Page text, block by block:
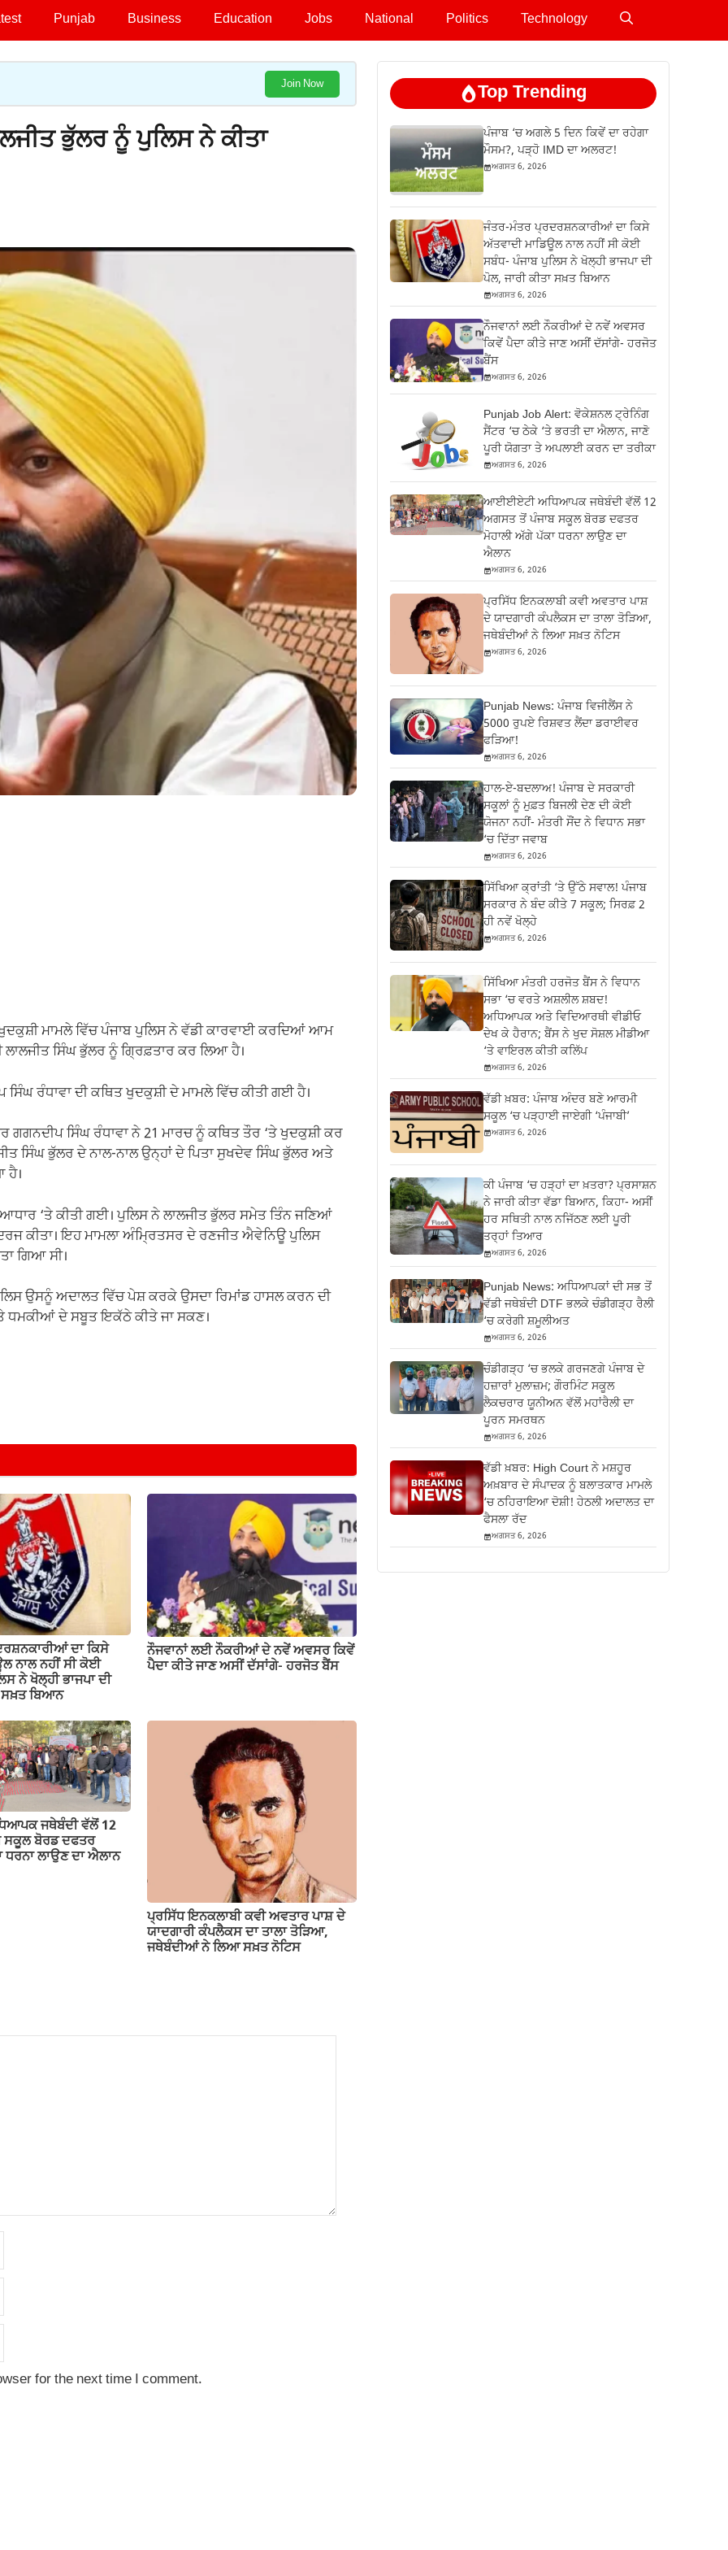
Punjab Business Education Jobs National Politics Technology
Join Now
ਭੁੱਲਰ ਨੂੰ ਪੁਲਿਸ ਨੇ ਕੀਤਾ
ਮਾਮਲੇ ਵਿੱਚ ਪੰਜਾਬ ਪੁਲਿਸ ਨੇ ਵੱਡੀ ਕਾਰਵਾਈ ਕਰਦਿਆਂ ਆਮ
ਸਿੰਘ ਭੁੱਲਰ ਨੂੰ ਗ੍ਰਿਫ਼ਤਾਰ ਕਰ ਲਿਆ ਹੈ।
ਰੰਧਾਵਾ ਦੀ ਕਥਿਤ ਖੁਦਕੁਸ਼ੀ ਦੇ ਮਾਮਲੇ ਵਿੱਚ ਕੀਤੀ ਗਈ ਹੈ।
ਗਗਨਦੀਪ ਸਿੰਘ ਰੰਧਾਵਾ ਨੇ 21 ਮਾਰਚ ਨੂੰ ਕਥਿਤ ਤੌਰ ‘ਤੇ ਖੁਦਕੁਸ਼ੀ ਕਰ
ਸਿੰਘ ਭੁੱਲਰ ਦੇ ਨਾਲ-ਨਾਲ ਉਨ੍ਹਾਂ ਦੇ ਪਿਤਾ ਸੁਖਦੇਵ ਸਿੰਘ ਭੁੱਲਰ ਅਤੇ
ਹੈ।
‘ਤੇ ਕੀਤੀ ਗਈ। ਪੁਲਿਸ ਨੇ ਲਾਲਜੀਤ ਭੁੱਲਰ ਸਮੇਤ ਤਿੰਨ ਜਣਿਆਂ
ਕੀਤਾ। ਇਹ ਮਾਮਲਾ ਅੰਮ੍ਰਿਤਸਰ ਦੇ ਰਣਜੀਤ ਐਵੇਨਿਊ ਪੁਲਿਸ
ਗਿਆ ਸੀ।
ਉਸਨੂੰ ਅਦਾਲਤ ਵਿੱਚ ਪੇਸ਼ ਕਰਕੇ ਉਸਦਾ ਰਿਮਾਂਡ ਹਾਸਲ ਕਰਨ ਦੀ
ਧਮਕੀਆਂ ਦੇ ਸਬੂਤ ਇਕੱਠੇ ਕੀਤੇ ਜਾ ਸਕਣ।
ਦਾ ਕਿਸੇ
ਨਾਲ ਨਹੀਂ ਸੀ ਕੋਈ
ਨੇ ਖੋਲ੍ਹੀ ਭਾਜਪਾ ਦੀ
ਸਖ਼ਤ ਬਿਆਨ
ਨੌਜਵਾਨਾਂ ਲਈ ਨੌਕਰੀਆਂ ਦੇ ਨਵੇਂ ਅਵਸਰ ਕਿਵੇਂ
ਪੈਦਾ ਕੀਤੇ ਜਾਣ ਅਸੀਂ ਦੱਸਾਂਗੇ- ਹਰਜੋਤ ਬੈਂਸ
ਜਥੇਬੰਦੀ ਵੱਲੋਂ 12
ਸਕੂਲ ਬੋਰਡ ਦਫਤਰ
ਧਰਨਾ ਲਾਉਣ ਦਾ ਐਲਾਨ
ਪ੍ਰਸਿੱਧ ਇਨਕਲਾਬੀ ਕਵੀ ਅਵਤਾਰ ਪਾਸ਼ ਦੇ
ਯਾਦਗਾਰੀ ਕੰਪਲੈਕਸ ਦਾ ਤਾਲਾ ਤੋੜਿਆ,
ਜਥੇਬੰਦੀਆਂ ਨੇ ਲਿਆ ਸਖ਼ਤ ਨੋਟਿਸ
for the next time I comment.
Top Trending
ਪੰਜਾਬ ‘ਚ ਅਗਲੇ 5 ਦਿਨ ਕਿਵੇਂ ਦਾ ਰਹੇਗਾ
ਮੌਸਮ?, ਪੜ੍ਹੋ IMD ਦਾ ਅਲਰਟ!
ਅਗਸਤ 6, 2026
ਜੰਤਰ-ਮੰਤਰ ਪ੍ਰਦਰਸ਼ਨਕਾਰੀਆਂ ਦਾ ਕਿਸੇ
ਅੱਤਵਾਦੀ ਮਾਡਿਊਲ ਨਾਲ ਨਹੀਂ ਸੀ ਕੋਈ
ਸਬੰਧ- ਪੰਜਾਬ ਪੁਲਿਸ ਨੇ ਖੋਲ੍ਹੀ ਭਾਜਪਾ ਦੀ
ਪੋਲ, ਜਾਰੀ ਕੀਤਾ ਸਖ਼ਤ ਬਿਆਨ
ਅਗਸਤ 6, 2026
ਨੌਜਵਾਨਾਂ ਲਈ ਨੌਕਰੀਆਂ ਦੇ ਨਵੇਂ ਅਵਸਰ
ਕਿਵੇਂ ਪੈਦਾ ਕੀਤੇ ਜਾਣ ਅਸੀਂ ਦੱਸਾਂਗੇ- ਹਰਜੋਤ
ਬੈਂਸ
ਅਗਸਤ 6, 2026
Punjab Job Alert: ਵੋਕੇਸ਼ਨਲ ਟ੍ਰੇਨਿੰਗ
ਸੈਂਟਰ ‘ਚ ਠੇਕੇ ‘ਤੇ ਭਰਤੀ ਦਾ ਐਲਾਨ, ਜਾਣੋ
ਪੂਰੀ ਯੋਗਤਾ ਤੇ ਅਪਲਾਈ ਕਰਨ ਦਾ ਤਰੀਕਾ
ਅਗਸਤ 6, 2026
ਆਈਈਏਟੀ ਅਧਿਆਪਕ ਜਥੇਬੰਦੀ ਵੱਲੋਂ 12
ਅਗਸਤ ਤੋਂ ਪੰਜਾਬ ਸਕੂਲ ਬੋਰਡ ਦਫਤਰ
ਮੋਹਾਲੀ ਅੱਗੇ ਪੱਕਾ ਧਰਨਾ ਲਾਉਣ ਦਾ
ਐਲਾਨ
ਅਗਸਤ 6, 2026
ਪ੍ਰਸਿੱਧ ਇਨਕਲਾਬੀ ਕਵੀ ਅਵਤਾਰ ਪਾਸ਼
ਦੇ ਯਾਦਗਾਰੀ ਕੰਪਲੈਕਸ ਦਾ ਤਾਲਾ ਤੋੜਿਆ,
ਜਥੇਬੰਦੀਆਂ ਨੇ ਲਿਆ ਸਖ਼ਤ ਨੋਟਿਸ
ਅਗਸਤ 6, 2026
Punjab News: ਪੰਜਾਬ ਵਿਜੀਲੈਂਸ ਨੇ
5000 ਰੁਪਏ ਰਿਸ਼ਵਤ ਲੈਂਦਾ ਡਰਾਈਵਰ
ਫੜਿਆ!
ਅਗਸਤ 6, 2026
ਹਾਲ-ਏ-ਬਦਲਾਅ! ਪੰਜਾਬ ਦੇ ਸਰਕਾਰੀ
ਸਕੂਲਾਂ ਨੂੰ ਮੁਫ਼ਤ ਬਿਜਲੀ ਦੇਣ ਦੀ ਕੋਈ
ਯੋਜਨਾ ਨਹੀਂ- ਮੰਤਰੀ ਸੌਂਦ ਨੇ ਵਿਧਾਨ ਸਭਾ
‘ਚ ਦਿੱਤਾ ਜਵਾਬ
ਅਗਸਤ 6, 2026
ਸਿੱਖਿਆ ਕ੍ਰਾਂਤੀ ‘ਤੇ ਉੱਠੇ ਸਵਾਲ! ਪੰਜਾਬ
ਸਰਕਾਰ ਨੇ ਬੰਦ ਕੀਤੇ 7 ਸਕੂਲ; ਸਿਰਫ਼ 2
ਹੀ ਨਵੇਂ ਖੋਲ੍ਹੇ
ਅਗਸਤ 6, 2026
ਸਿੱਖਿਆ ਮੰਤਰੀ ਹਰਜੋਤ ਬੈਂਸ ਨੇ ਵਿਧਾਨ
ਸਭਾ ‘ਚ ਵਰਤੇ ਅਸ਼ਲੀਲ ਸ਼ਬਦ!
ਅਧਿਆਪਕ ਅਤੇ ਵਿਦਿਆਰਥੀ ਵੀਡੀਓ
ਦੇਖ ਕੇ ਹੈਰਾਨ; ਬੈਂਸ ਨੇ ਖੁਦ ਸੋਸ਼ਲ ਮੀਡੀਆ
‘ਤੇ ਵਾਇਰਲ ਕੀਤੀ ਕਲਿੱਪ
ਅਗਸਤ 6, 2026
ਵੱਡੀ ਖ਼ਬਰ: ਪੰਜਾਬ ਅੰਦਰ ਬਣੇ ਆਰਮੀ
ਸਕੂਲ ‘ਚ ਪੜ੍ਹਾਈ ਜਾਏਗੀ ‘ਪੰਜਾਬੀ’
ਅਗਸਤ 6, 2026
ਕੀ ਪੰਜਾਬ ‘ਚ ਹੜ੍ਹਾਂ ਦਾ ਖ਼ਤਰਾ? ਪ੍ਰਸਾਸ਼ਨ
ਨੇ ਜਾਰੀ ਕੀਤਾ ਵੱਡਾ ਬਿਆਨ, ਕਿਹਾ- ਅਸੀਂ
ਹਰ ਸਥਿਤੀ ਨਾਲ ਨਜਿੱਠਣ ਲਈ ਪੂਰੀ
ਤਰ੍ਹਾਂ ਤਿਆਰ
ਅਗਸਤ 6, 2026
Punjab News: ਅਧਿਆਪਕਾਂ ਦੀ ਸਭ ਤੋਂ
ਵੱਡੀ ਜਥੇਬੰਦੀ DTF ਭਲਕੇ ਚੰਡੀਗੜ੍ਹ ਰੈਲੀ
‘ਚ ਕਰੇਗੀ ਸ਼ਮੂਲੀਅਤ
ਅਗਸਤ 6, 2026
ਚੰਡੀਗੜ੍ਹ ‘ਚ ਭਲਕੇ ਗਰਜਣਗੇ ਪੰਜਾਬ ਦੇ
ਹਜ਼ਾਰਾਂ ਮੁਲਾਜ਼ਮ; ਗੌਰਮਿੰਟ ਸਕੂਲ
ਲੈਕਚਰਾਰ ਯੂਨੀਅਨ ਵੱਲੋਂ ਮਹਾਂਰੈਲੀ ਦਾ
ਪੂਰਨ ਸਮਰਥਨ
ਅਗਸਤ 6, 2026
ਵੱਡੀ ਖ਼ਬਰ: High Court ਨੇ ਮਸ਼ਹੂਰ
ਅਖ਼ਬਾਰ ਦੇ ਸੰਪਾਦਕ ਨੂੰ ਬਲਾਤਕਾਰ ਮਾਮਲੇ
‘ਚ ਠਹਿਰਾਇਆ ਦੋਸ਼ੀ! ਹੇਠਲੀ ਅਦਾਲਤ ਦਾ
ਫੈਸਲਾ ਰੱਦ
ਅਗਸਤ 6, 2026